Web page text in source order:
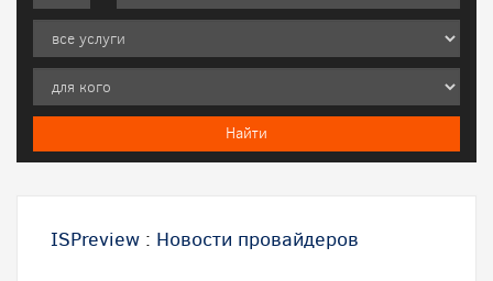
ISPreview : Новости провайдеров